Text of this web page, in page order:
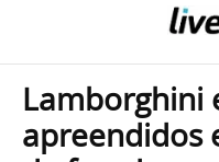
Lamborghini
apreendidos